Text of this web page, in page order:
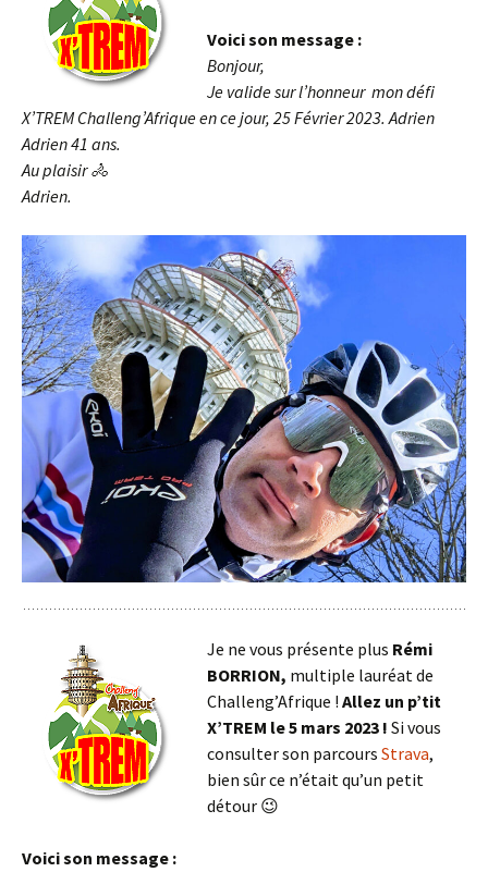
Voici son message :
Bonjour,
Je valide sur l’honneur mon défi
X’TREM Challeng’Afrique en ce jour, 25 Février 2023. Adrien
Adrien 41 ans.
Au plaisir 🚴
Adrien.
Je ne vous présente plus Rémi
BORRION, multiple lauréat de
Challeng’Afrique ! Allez un p’tit
X’TREM le 5 mars 2023 ! Si vous
consulter son parcours Strava,
bien sûr ce n’était qu’un petit
détour 😉
Voici son message :